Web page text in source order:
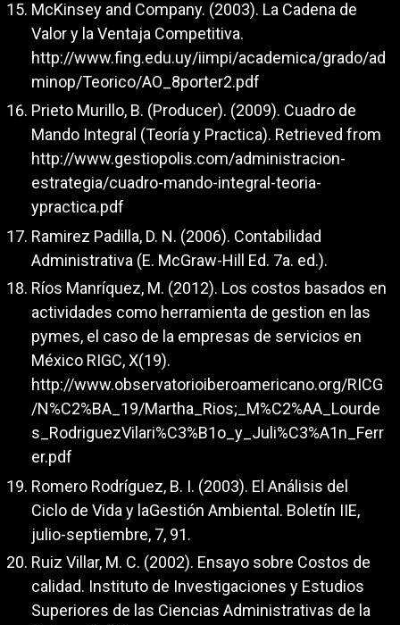
McKinsey and Company. (2003). La Cadena de
Valor y la Ventaja Competitiva.
http://www.fing.edu.uy/iimpi/academica/grado/ad
minop/Teorico/AO_8porter2.pdf
Prieto Murillo, B. (Producer). (2009). Cuadro de
Mando Integral (Teoría y Practica). Retrieved from
http://www.gestiopolis.com/administracion-
estrategia/cuadro-mando-integral-teoria-
ypractica.pdf
Ramirez Padilla, D. N. (2006). Contabilidad
Administrativa (E. McGraw-Hill Ed. 7a. ed.).
Ríos Manríquez, M. (2012). Los costos basados en
actividades como herramienta de gestion en las
pymes, el caso de la empresas de servicios en
México RIGC, X(19).
http://www.observatorioiberoamericano.org/RICG
/N%C2%BA_19/Martha_Rios;_M%C2%AA_Lourde
s_RodriguezVilari%C3%B1o_y_Juli%C3%A1n_Ferr
er.pdf
Romero Rodríguez, B. I. (2003). El Análisis del
Ciclo de Vida y laGestión Ambiental. Boletín IIE,
julio-septiembre, 7, 91.
Ruiz Villar, M. C. (2002). Ensayo sobre Costos de
calidad. Instituto de Investigaciones y Estudios
Superiores de las Ciencias Administrativas de la